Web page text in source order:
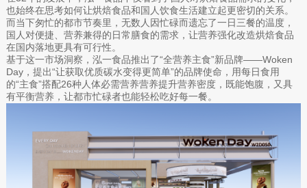
也始终在思考如何让烘焙食品和国人饮食生活建立起更密切的关系。
而当下匆忙的都市节奏里，无数人因忙碌而遗忘了一日三餐的温度，
国人对便捷、营养兼得的日常膳食的需求，让营养强化改造烘焙食品
在国内落地更具有可行性。
基于这一市场洞察，泓一食品推出了“全营养主食”新品牌——Woken
Day，提出“让获取优质碳水变得更简单”的品牌使命，用每日食用
的“主食”搭配26种人体必需营养营养提升营养密度，既能饱腹，又具
有平衡营养，让都市忙碌者也能轻松吃好每一餐。